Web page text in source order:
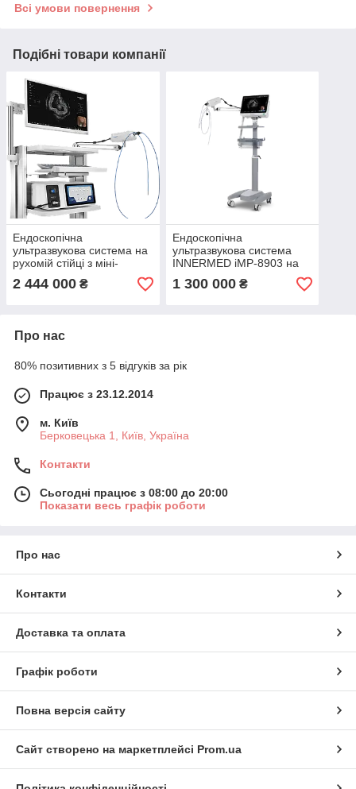
Всі умови повернення
Подібні товари компанії
Ендоскопічна
ультразвукова система на
рухомій стійці з міні-
зондами IM-02M-01
2 444 000 ₴
Ендоскопічна
ультразвукова система
INNERMED iMP-8903 на
рухомій стійці
1 300 000₴
Про нас
80% позитивних з 5 відгуків за рік
Працює з 23.12.2014
м. Київ
Берковецька 1, Київ, Україна
Контакти
Сьогодні працює з 08:00 до 20:00
Показати весь графік роботи
Про нас
Контакти
Доставка та оплата
Графік роботи
Повна версія сайту
Сайт створено на маркетплейсі Prom.ua